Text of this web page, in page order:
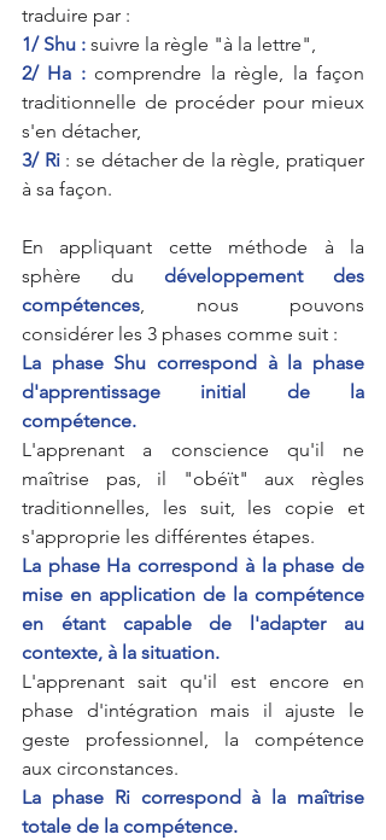
traduire par :
1/ Shu : suivre la règle "à la lettre",
2/ Ha : comprendre la règle, la façon
traditionnelle de procéder pour mieux
s'en détacher,
3/ Ri : se détacher de la règle, pratiquer
à sa façon.
En appliquant cette méthode à la
sphère du développement des
compétences, nous pouvons
considérer les 3 phases comme suit :
La phase Shu correspond à la phase
d'apprentissage initial de la
compétence.
L'apprenant a conscience qu'il ne
maîtrise pas, il "obéït" aux règles
traditionnelles, les suit, les copie et
s'approprie les différentes étapes.
La phase Ha correspond à la phase de
mise en application de la compétence
en étant capable de l'adapter au
contexte, à la situation.
L'apprenant sait qu'il est encore en
phase d'intégration mais il ajuste le
geste professionnel, la compétence
aux circonstances.
La phase Ri correspond à la maîtrise
totale de la compétence.